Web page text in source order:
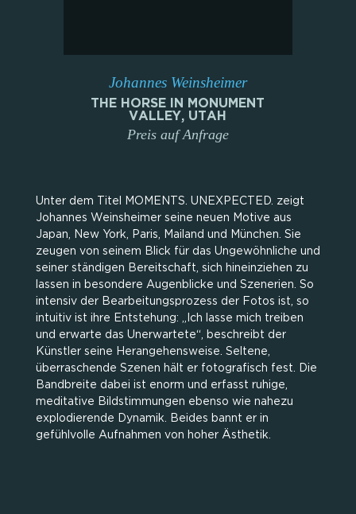
Johannes Weinsheimer
THE HORSE IN MONUMENT
VALLEY, UTAH
Preis auf Anfrage
Unter dem Titel MOMENTS. UNEXPECTED. zeigt
Johannes Weinsheimer seine neuen Motive aus
Japan, New York, Paris, Mailand und München. Sie
zeugen von seinem Blick für das Ungewöhnliche und
seiner ständigen Bereitschaft, sich hineinziehen zu
lassen in besondere Augenblicke und Szenerien. So
intensiv der Bearbeitungsprozess der Fotos ist, so
intuitiv ist ihre Entstehung: „Ich lasse mich treiben
und erwarte das Unerwartete“, beschreibt der
Künstler seine Herangehensweise. Seltene,
überraschende Szenen hält er fotografisch fest. Die
Bandbreite dabei ist enorm und erfasst ruhige,
meditative Bildstimmungen ebenso wie nahezu
explodierende Dynamik. Beides bannt er in
gefühlvolle Aufnahmen von hoher Ästhetik.